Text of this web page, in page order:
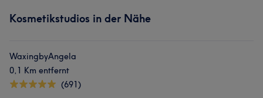
Kosmetikstudios in der Nähe
WaxingbyAngela
0,1 Km entfernt
(691)